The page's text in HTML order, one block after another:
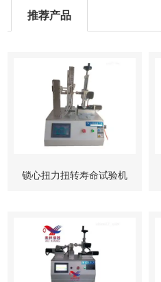
推荐产品
锁心扭力扭转寿命试验机